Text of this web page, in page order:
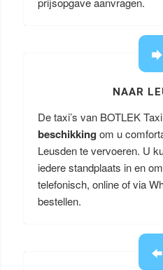
NAAR
De taxi’s van BOTLEK
beschikking om u
Leusden te vervoeren. U
iedere standplaats in en
telefonisch, online of via
bestellen.